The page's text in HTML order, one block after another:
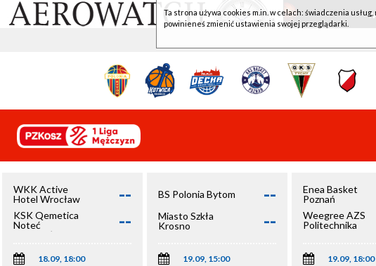
WKK Active
Hotel Wrocław
--
KSK Qemetica
Noteć
Inowrocław
--
18.09, 18:00
BS Polonia Bytom --
Miasto Szkła
Krosno
--
19.09, 15:00
Enea Basket
Poznań
Weegree AZS
Politechnika
19.09, 18:00
Ta strona używa cookies m.in. w celach: świadczenia
powinieneś zmienić ustawienia swojej przeglądarki.